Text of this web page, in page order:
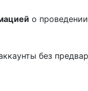
о
без